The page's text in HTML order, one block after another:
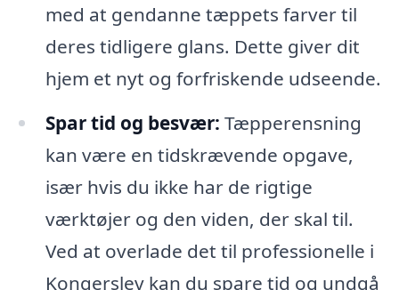
med at gendanne tæppets farver til
deres tidligere glans. Dette giver dit
hjem et nyt og forfriskende udseende.
Spar tid og besvær: Tæpperensning
kan være en tidskrævende opgave,
især hvis du ikke har de rigtige
værktøjer og den viden, der skal til.
Ved at overlade det til professionelle i
Kongerslev kan du spare tid og undgå